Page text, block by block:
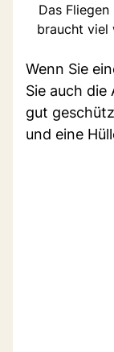
Das
braucht viel
Wenn Sie
Sie auch die
gut
und eine